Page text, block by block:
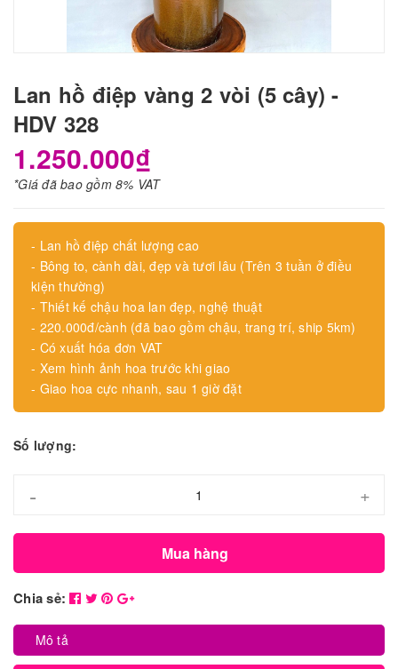
Lan hồ điệp vàng 2 vòi (5 cây) -
HDV 328
1.250.000₫
*Giá đã bao gồm 8% VAT
- Lan hồ điệp chất lượng cao
- Bông to, cành dài, đẹp và tươi lâu (Trên 3 tuần ở điều
kiện thường)
- Thiết kế chậu hoa lan đẹp, nghệ thuật
- 220.000đ/cành (đã bao gồm chậu, trang trí, ship 5km)
- Có xuất hóa đơn VAT
- Xem hình ảnh hoa trước khi giao
- Giao hoa cực nhanh, sau 1 giờ đặt
Số lượng:
- +
Mua hàng
Chia sẻ:
Mô tả